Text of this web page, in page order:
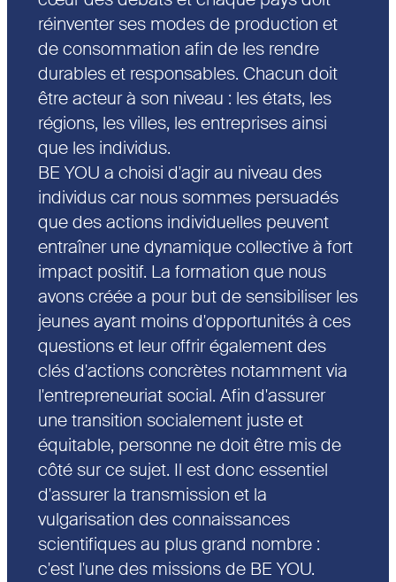
réinventer ses modes de production et
de consommation afin de les rendre
durables et responsables. Chacun doit
être acteur à son niveau : les états, les
régions, les villes, les entreprises ainsi
que les individus.
BE YOU a choisi d'agir au niveau des
individus car nous sommes persuadés
que des actions individuelles peuvent
entraîner une dynamique collective à fort
impact positif. La formation que nous
avons créée a pour but de sensibiliser les
jeunes ayant moins d'opportunités à ces
questions et leur offrir également des
clés d'actions concrètes notamment via
l'entrepreneuriat social. Afin d'assurer
une transition socialement juste et
équitable, personne ne doit être mis de
côté sur ce sujet. Il est donc essentiel
d'assurer la transmission et la
vulgarisation des connaissances
scientifiques au plus grand nombre :
c'est l'une des missions de BE YOU.